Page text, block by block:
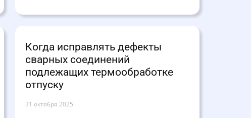
Когда исправлять дефекты
сварных соединений
подлежащих термообработке
отпуску
31 октября 2025